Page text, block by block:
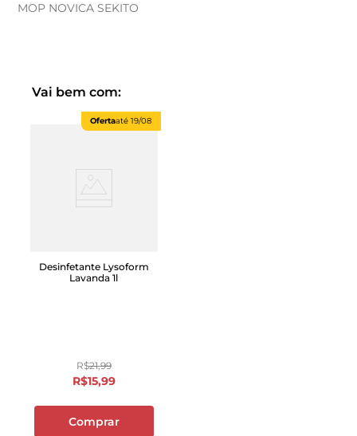
MOP NOVICA SEKITO
Vai bem com:
Ofertaaté19/08
Desinfetante Lysoform
Lavanda 1l
R$21,99
R$15,99
Comprar